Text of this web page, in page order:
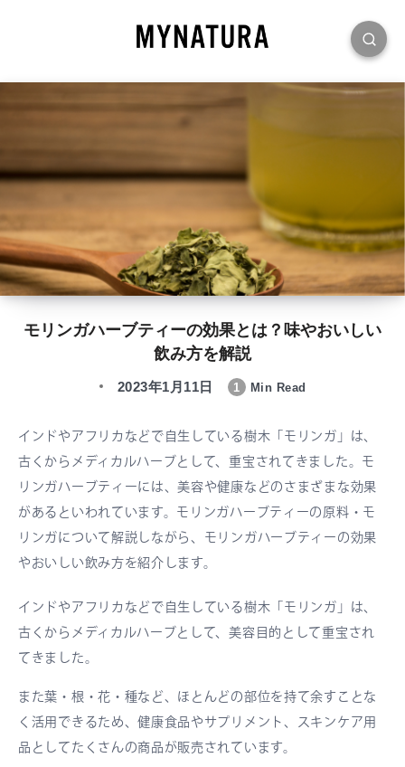
モリンガハーブティーの効果とは？味やおいしい
飲み方を解説
2023年1月11日 1 Min Read
インドやアフリカなどで自生している樹木「モリンガ」は、
古くからメディカルハーブとして、重宝されてきました。モ
リンガハーブティーには、美容や健康などのさまざまな効果
があるといわれています。モリンガハーブティーの原料・モ
リンガについて解説しながら、モリンガハーブティーの効果
やおいしい飲み方を紹介します。
インドやアフリカなどで自生している樹木「モリンガ」は、
古くからメディカルハーブとして、美容目的として重宝され
てきました。
また葉・根・花・種など、ほとんどの部位を持て余すことな
く活用できるため、健康食品やサプリメント、スキンケア用
品としてたくさんの商品が販売されています。